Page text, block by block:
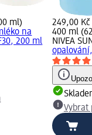
ml)
na
200 ml
249,00 Kč
400 ml
NIVEA
Vybrat